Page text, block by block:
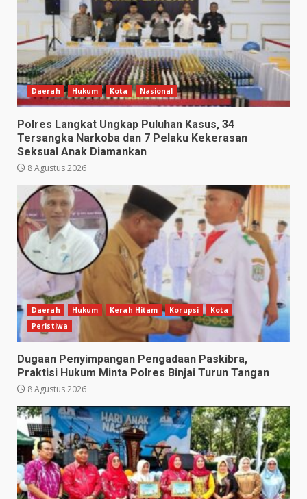
Daerah Hukum Kota Nasional
Polres Langkat Ungkap Puluhan Kasus, 34
Tersangka Narkoba dan 7 Pelaku Kekerasan
Seksual Anak Diamankan
8 Agustus 2026
Daerah Hukum Kerah Hitam Korupsi
Kota
Peristiwa
Dugaan Penyimpangan Pengadaan Paskibra,
Praktisi Hukum Minta Polres Binjai Turun Tangan
8 Agustus 2026